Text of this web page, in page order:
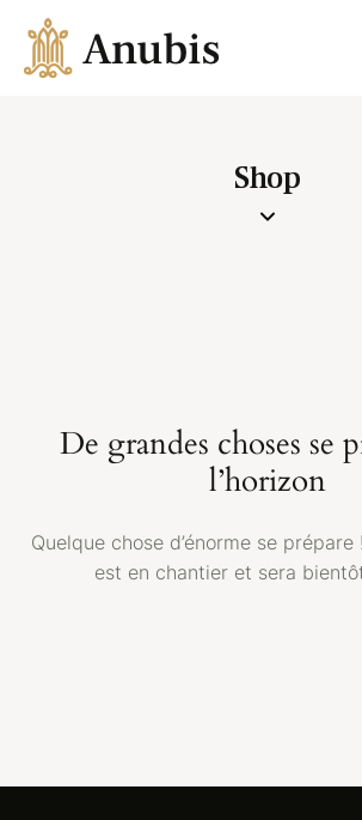
Shop
De grandes choses se
l’horizon
Quelque chose d’énorme se
est en chantier et sera